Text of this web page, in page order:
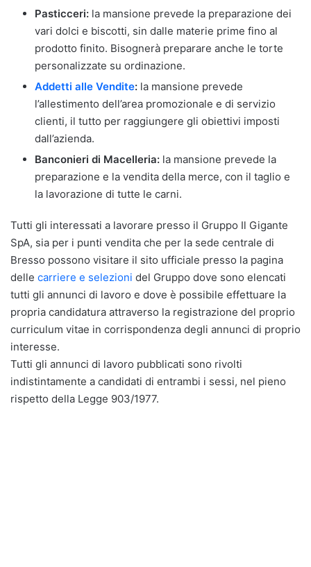
Pasticceri: la mansione prevede la preparazione dei
vari dolci e biscotti, sin dalle materie prime fino al
prodotto finito. Bisognerà preparare anche le torte
personalizzate su ordinazione.
Addetti alle Vendite: la mansione prevede
l’allestimento dell’area promozionale e di servizio
clienti, il tutto per raggiungere gli obiettivi imposti
dall’azienda.
Banconieri di Macelleria: la mansione prevede la
preparazione e la vendita della merce, con il taglio e
la lavorazione di tutte le carni.
Tutti gli interessati a lavorare presso il Gruppo Il Gigante
SpA, sia per i punti vendita che per la sede centrale di
Bresso possono visitare il sito ufficiale presso la pagina
delle carriere e selezioni del Gruppo dove sono elencati
tutti gli annunci di lavoro e dove è possibile effettuare la
propria candidatura attraverso la registrazione del proprio
curriculum vitae in corrispondenza degli annunci di proprio
interesse.
Tutti gli annunci di lavoro pubblicati sono rivolti
indistintamente a candidati di entrambi i sessi, nel pieno
rispetto della Legge 903/1977.